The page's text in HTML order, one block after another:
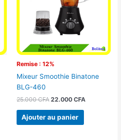
Remise : 12%
Mixeur Smoothie Binatone
BLG-460
25.000CFA 22.000 CFA
Ajouter au panier